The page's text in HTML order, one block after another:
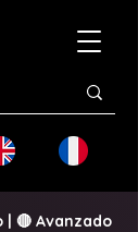
| 🔴 Avanzado